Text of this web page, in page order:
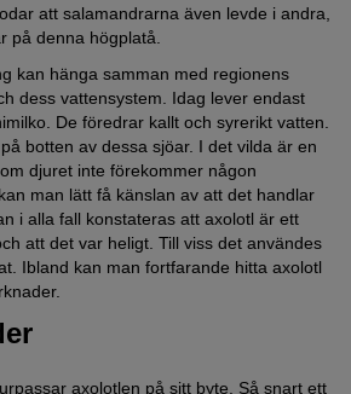
att salamandrarna även levde i andra,
på denna högplatå.
kan hänga samman med regionens
dess vattensystem. Idag lever endast
De föredrar kallt och syrerikt vatten.
botten av dessa sjöar. I det vilda är en
djuret inte förekommer någon
man lätt få känslan av att det handlar
i alla fall konstateras att axolotl är ett
att det var heligt. Till viss det användes
Ibland kan man fortfarande hitta axolotl
axolotlen på sitt byte. Så snart ett